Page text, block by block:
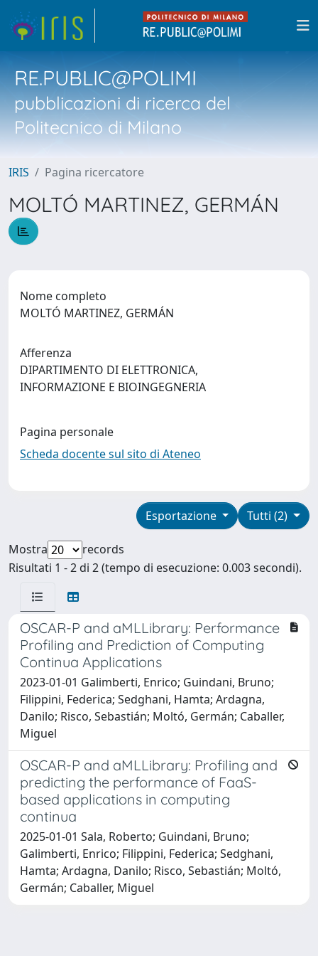
RE.PUBLIC@POLIMI
pubblicazioni di ricerca del
Politecnico di Milano
IRIS Pagina ricercatore
MOLTÓ MARTINEZ, GERMÁN
Nome completo
MOLTÓ MARTINEZ, GERMÁN
Afferenza
DIPARTIMENTO DI ELETTRONICA,
INFORMAZIONE E BIOINGEGNERIA
Pagina personale
Scheda docente sul sito di Ateneo
Tutti (2)
Esportazione
Mostra
records
Risultati 1 - 2 di 2 (tempo di esecuzione: 0.003 secondi).
OSCAR-P and aMLLibrary: Performance
Profiling and Prediction of Computing
Continua Applications
2023-01-01 Galimberti, Enrico; Guindani, Bruno;
Filippini, Federica; Sedghani, Hamta; Ardagna,
Danilo; Risco, Sebastián; Moltó, Germán; Caballer,
Miguel
OSCAR-P and aMLLibrary: Profiling and
predicting the performance of FaaS-
based applications in computing
continua
2025-01-01 Sala, Roberto; Guindani, Bruno;
Galimberti, Enrico; Filippini, Federica; Sedghani,
Hamta; Ardagna, Danilo; Risco, Sebastián; Moltó,
Germán; Caballer, Miguel